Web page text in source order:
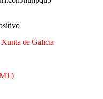
de Galicia